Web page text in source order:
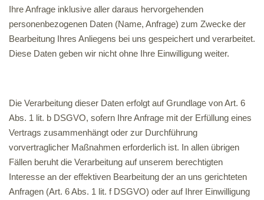
Ihre Anfrage inklusive aller daraus hervorgehenden
personenbezogenen Daten (Name, Anfrage) zum Zwecke der
Bearbeitung Ihres Anliegens bei uns gespeichert und verarbeitet.
Diese Daten geben wir nicht ohne Ihre Einwilligung weiter.
Die Verarbeitung dieser Daten erfolgt auf Grundlage von Art. 6
Abs. 1 lit. b DSGVO, sofern Ihre Anfrage mit der Erfüllung eines
Vertrags zusammenhängt oder zur Durchführung
vorvertraglicher Maßnahmen erforderlich ist. In allen übrigen
Fällen beruht die Verarbeitung auf unserem berechtigten
Interesse an der effektiven Bearbeitung der an uns gerichteten
Anfragen (Art. 6 Abs. 1 lit. f DSGVO) oder auf Ihrer Einwilligung